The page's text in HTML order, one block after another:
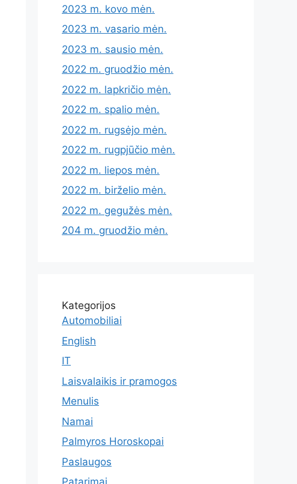
2023 m. kovo mėn.
2023 m. vasario mėn.
2023 m. sausio mėn.
2022 m. gruodžio mėn.
2022 m. lapkričio mėn.
2022 m. spalio mėn.
2022 m. rugsėjo mėn.
2022 m. rugpjūčio mėn.
2022 m. liepos mėn.
2022 m. birželio mėn.
2022 m. gegužės mėn.
204 m. gruodžio mėn.
Kategorijos
Automobiliai
English
IT
Laisvalaikis ir pramogos
Menulis
Namai
Palmyros Horoskopai
Paslaugos